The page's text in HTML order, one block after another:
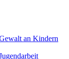
an Kindern